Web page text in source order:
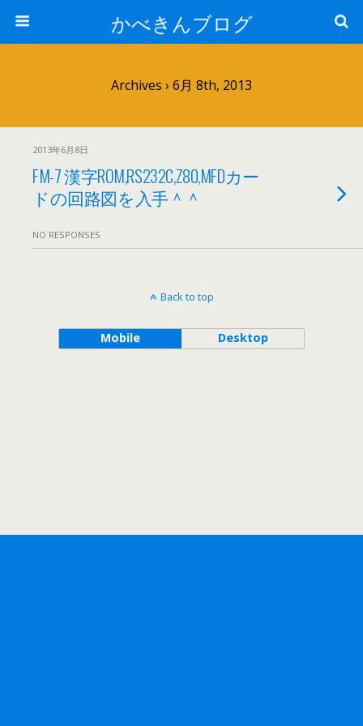
かべきんブログ
Archives › 6月 8th, 2013
2013年6月8日
FM-7 漢字ROM,RS232C,Z80,MFDカー
ドの回路図を入手＾＾
NO RESPONSES
Back to top
Mobile Desktop